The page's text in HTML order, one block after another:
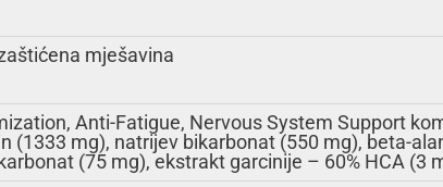
zaštićena mješavina
Anti-Fatigue, Nervous System Support
(1333 mg), natrijev bikarbonat (550 mg), beta-
(75 mg), ekstrakt garcinije – 60% HCA (3